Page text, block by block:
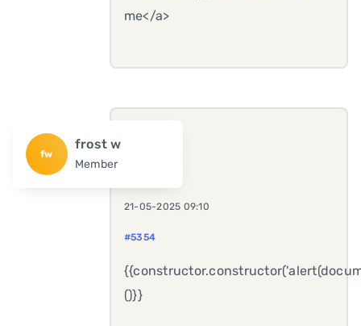
me</a>
fw
frost w
Member
21-05-2025 09:10
#5354
()}}